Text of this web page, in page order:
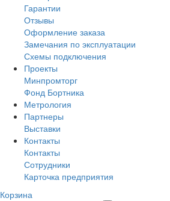
Гарантии
Отзывы
Оформление заказа
Замечания по эксплуатации
Схемы подключения
Проекты
Минпромторг
Фонд Бортника
Метрология
Партнеры
Выставки
Контакты
Контакты
Сотрудники
Карточка предприятия
Корзина